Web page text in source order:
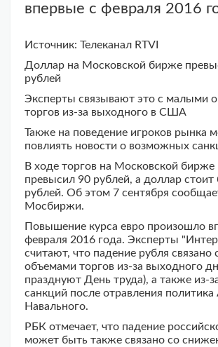
впервые с февраля 2016
Источник: Телеканал RTVI
Доллар на Московской бирже
рублей
Эксперты связывают это с малыми
торгов из-за выходного в США
Также на поведение игроков рынка
повлиять новости о возможных
В ходе торгов на Московской бирже
превысил 90 рублей, а доллар
рублей. Об этом 7 сентября
Мосбиржи.
Повышение курса евро произошло
февраля 2016 года. Эксперты
считают, что падение рубля
объемами торгов из-за выходного
празднуют День труда), а также из-
санкций после отравления политика
Навального.
РБК отмечает, что падение
может быть также связано со